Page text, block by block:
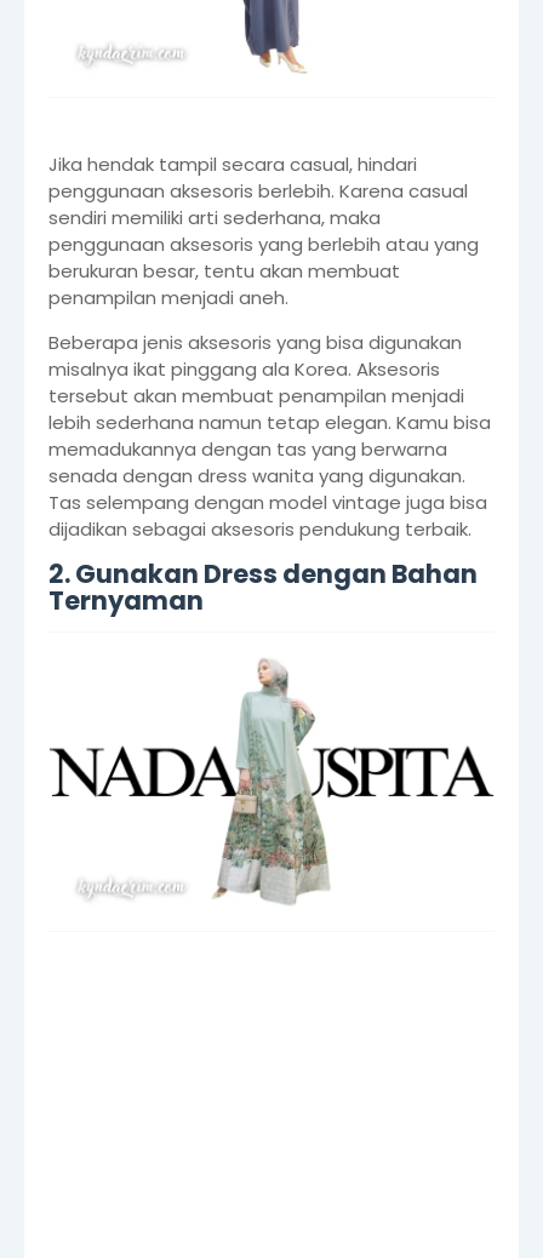
Jika hendak tampil secara casual, hindari
penggunaan aksesoris berlebih. Karena casual
sendiri memiliki arti sederhana, maka
penggunaan aksesoris yang berlebih atau yang
berukuran besar, tentu akan membuat
penampilan menjadi aneh.
Beberapa jenis aksesoris yang bisa digunakan
misalnya ikat pinggang ala Korea. Aksesoris
tersebut akan membuat penampilan menjadi
lebih sederhana namun tetap elegan. Kamu bisa
memadukannya dengan tas yang berwarna
senada dengan dress wanita yang digunakan.
Tas selempang dengan model vintage juga bisa
dijadikan sebagai aksesoris pendukung terbaik.
2. Gunakan Dress dengan Bahan
Ternyaman